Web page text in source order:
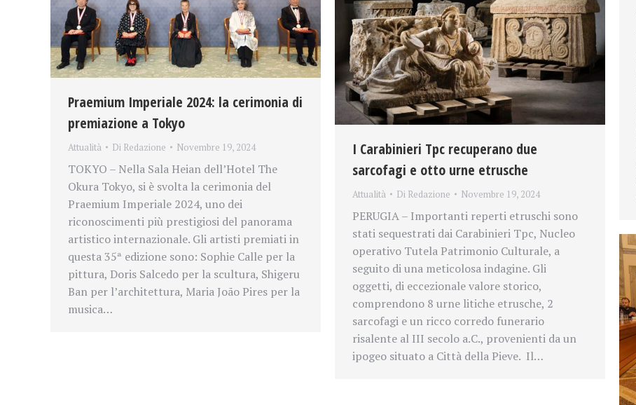
Praemium Imperiale 2024: la cerimonia di
premiazione a Tokyo
Attualità Di Redazione Novembre 19, 2024
TOKYO – Nella Sala Heian dell’Hotel The
Okura Tokyo, si è svolta la cerimonia del
Praemium Imperiale 2024, uno dei
riconoscimenti più prestigiosi del panorama
artistico internazionale. Gli artisti premiati in
questa 35ª edizione sono: Sophie Calle per la
pittura, Doris Salcedo per la scultura, Shigeru
Ban per l’architettura, Maria João Pires per la
musica…
I Carabinieri Tpc recuperano due
sarcofagi e otto urne etrusche
Attualità Di Redazione Novembre 19, 2024
PERUGIA – Importanti reperti etruschi sono
stati sequestrati dai Carabinieri Tpc, Nucleo
operativo Tutela Patrimonio Culturale, a
seguito di una meticolosa indagine. Gli
oggetti, di eccezionale valore storico,
comprendono 8 urne litiche etrusche, 2
sarcofagi e un ricco corredo funerario
risalente al III secolo a.C., provenienti da un
ipogeo situato a Città della Pieve. Il…